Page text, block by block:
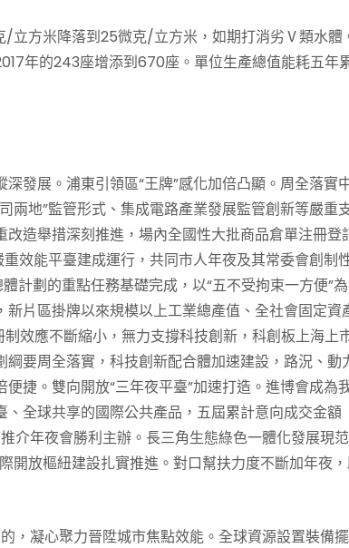
立方米降落到25微克/立方米，如期打消劣Ⅴ類水體
年的243座增添到670座。單位生產總值能耗五年
發展。浦東引領區“王牌”感化加倍凸顯。周全落實
兩地”監管形式、集成電路產業發展監管創新等嚴重
造舉措深刻推進，場內全國性大批商品倉單注冊登
效能平臺建成運行，共同市人年夜及其常委會創制
計劃的重點任務基礎完成，以“五不受拘束一方便”
片區掛牌以來規模以上工業總產值、全社會固定資
效應不斷縮小，無力支撐科技創新，科創板上海上
要周全落實，科技創新配合體加速建設，路況、動
捷。雙向開放“三年夜平臺”加速打造。進博會成為
、全球共享的國際公共產品，五屆累計意向成交金額
介年夜會勝利主辦。長三角生態綠色一體化發展現
開放樞紐建設扎實推進。對口幫扶力度不斷加年夜
，凝心聚力晉陞城市焦點效能。全球資源設置裝備